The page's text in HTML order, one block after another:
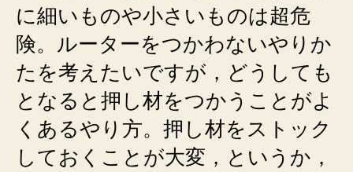
に細いものや小さいものは超危
険。ルーターをつかわないやりか
たを考えたいですが，どうしても
となると押し材をつかうことがよ
くあるやり方。押し材をストック
しておくことが大変，というか，